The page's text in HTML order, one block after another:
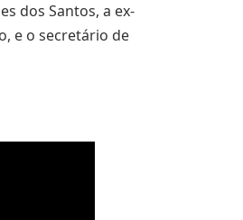
dos Santos, a ex-
e o secretário de